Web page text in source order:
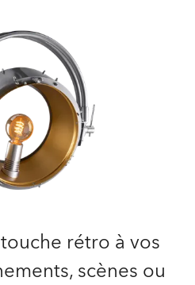
rétro à vos
scènes ou